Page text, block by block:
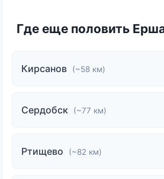
Где еще половить
Кирсанов (~58 км)
Сердобск (~77 км)
Ртищево (~82 км)